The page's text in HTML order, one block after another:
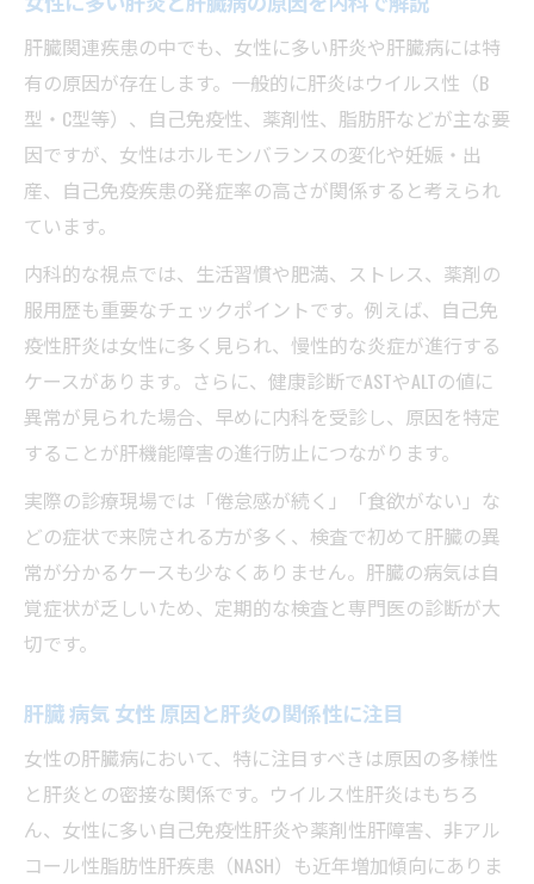
肝臓関連疾患の中でも、女性に多い肝炎や肝臓病には特
有の原因が存在します。一般的に肝炎はウイルス性（B
型・C型等）、自己免疫性、薬剤性、脂肪肝などが主な要
因ですが、女性はホルモンバランスの変化や妊娠・出
産、自己免疫疾患の発症率の高さが関係すると考えられ
ています。
内科的な視点では、生活習慣や肥満、ストレス、薬剤の
服用歴も重要なチェックポイントです。例えば、自己免
疫性肝炎は女性に多く見られ、慢性的な炎症が進行する
ケースがあります。さらに、健康診断でASTやALTの値に
異常が見られた場合、早めに内科を受診し、原因を特定
することが肝機能障害の進行防止につながります。
実際の診療現場では「倦怠感が続く」「食欲がない」な
どの症状で来院される方が多く、検査で初めて肝臓の異
常が分かるケースも少なくありません。肝臓の病気は自
覚症状が乏しいため、定期的な検査と専門医の診断が大
切です。
肝臓 病気 女性 原因と肝炎の関係性に注目
女性の肝臓病において、特に注目すべきは原因の多様性
と肝炎との密接な関係です。ウイルス性肝炎はもちろ
ん、女性に多い自己免疫性肝炎や薬剤性肝障害、非アル
コール性脂肪性肝疾患（NASH）も近年増加傾向にありま